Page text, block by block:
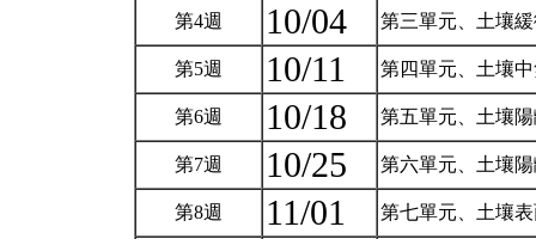
第4週 10/04 第三單元、土壤
第5週 10/11 第四單元、土壤
第6週 10/18 第五單元、土壤
第7週 10/25 第六單元、土壤
第8週 11/01 第七單元、土壤